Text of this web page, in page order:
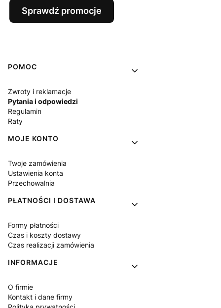
Sprawdź promocje
Linki w stopce
POMOC
Zwroty i reklamacje
Pytania i odpowiedzi
Regulamin
Raty
MOJE KONTO
Twoje zamówienia
Ustawienia konta
Przechowalnia
PŁATNOŚCI I DOSTAWA
Formy płatności
Czas i koszty dostawy
Czas realizacji zamówienia
INFORMACJE
O firmie
Kontakt i dane firmy